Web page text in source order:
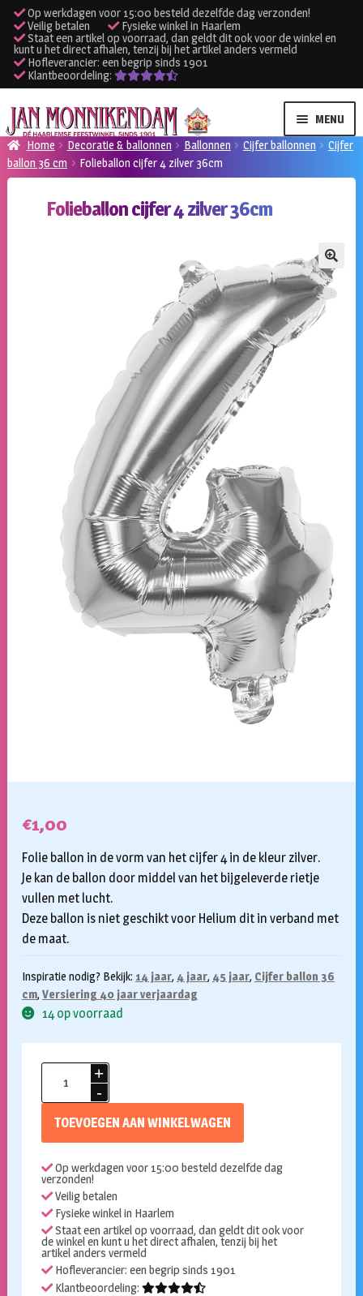
Op werkdagen voor 15:00 besteld dezelfde dag verzonden!
Veilig betalen
Fysieke winkel in Haarlem
Staat een artikel op voorraad, dan geldt dit ook voor de winkel en
kunt u het direct afhalen, tenzij bij het artikel anders vermeld
Hofleverancier: een begrip sinds 1901
Klantbeoordeling:
Ga
door
naar
navigatie
Ga
naar
de
inhoud
MENU
Verhuur kleding
Verhuur apparatuur
Home Decoratie & ballonnen Ballonnen Cijfer ballonnen
Cijfer
ballon 36 cm
Folieballon cijfer 4 zilver 36cm
Folieballon cijfer 4 zilver 36cm
🔍
€1,00
Folie ballon in de vorm van het cijfer 4 in de kleur zilver.
Je kan de ballon door middel van het bijgeleverde rietje
vullen met lucht.
Deze ballon is niet geschikt voor Helium dit in verband met
de maat.
Inspiratie nodig? Bekijk: 14 jaar, 4 jaar, 45 jaar, Cijfer ballon 36
cm, Versiering 40 jaar verjaardag
14 op voorraad
Folieballon
cijfer
zilver
aantal
TOEVOEGEN AAN WINKELWAGEN
Op werkdagen voor 15:00 besteld dezelfde dag
verzonden!
Veilig betalen
Fysieke winkel in Haarlem
Staat een artikel op voorraad, dan geldt dit ook voor
de winkel en kunt u het direct afhalen, tenzij bij het
artikel anders vermeld
Hofleverancier: een begrip sinds 1901
Klantbeoordeling: